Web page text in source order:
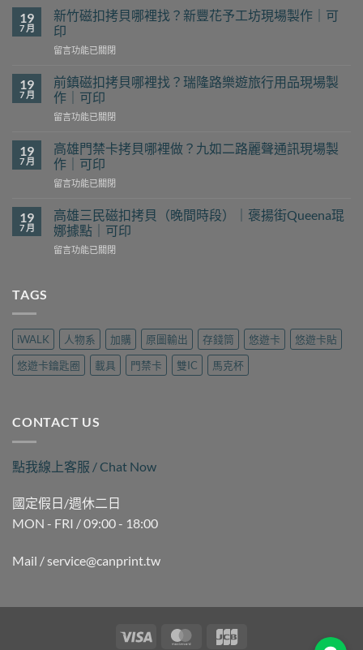
19
7 月
新竹磁扣拷貝哪裡找？新豐花予工坊現場製作｜可
印
在
竹
磁
扣
拷
哪
裡
找？
新
花
予
坊
印〉
中
留言功能已關閉
19
7 月
前鎮磁扣拷貝哪裡找？瑞隆路樂遊旅行用品現場製
作｜可印
在
鎮
磁
扣
拷
哪
裡
找？
瑞
用
品
現
作
印〉
中
留言功能已關閉
19
7 月
高雄門禁卡拷貝哪裡做？九如二路麗聲通訊現場製
作｜可印
在
雄
門
禁
卡
九
如
二
路
通
訊
製
｜
可
印〉
留言功能已關閉
19
7 月
高雄三民磁扣拷貝（晚間時段）｜褒揚街Queena琨
娜據點｜可印
在
扣
貝
（晚
｜
街
琨
娜
據
可
留言功能已關閉
TAGS
iWALK 人物系 加購 原圖輸出 存錢筒 悠遊卡
悠遊卡貼
悠遊卡鑰匙圈
載具 門禁卡 雙IC 馬克杯
CONTACT US
點我線上客服 / Chat Now
國定假日/週休二日
MON - FRI / 09:00 - 18:00
Mail / service@canprint.tw
Visa MasterCard